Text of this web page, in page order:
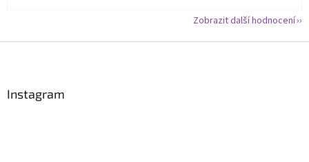
Zobrazit další hodnocení
Instagram